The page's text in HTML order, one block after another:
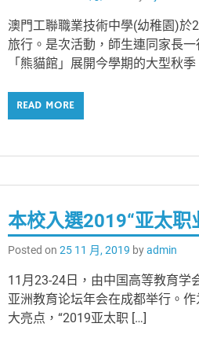
澳門工聯職業技術中學(幼稚園)於
旅行。是次活動，師生連同家長
「熊貓館」展開今學期的大型秋季
READ MORE
本校入選2019“亚太职
Posted on25 11 月, 2019 byadmin
11月23-24日，由中国高等教育学
亚洲教育论坛年会在成都举行。
大亮点，“2019亚太职 […]